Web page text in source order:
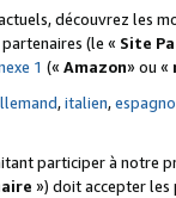
découvrez les
(le « Site
1 (« Amazon» ou «
,italien,
participer à notre
») doit accepter les